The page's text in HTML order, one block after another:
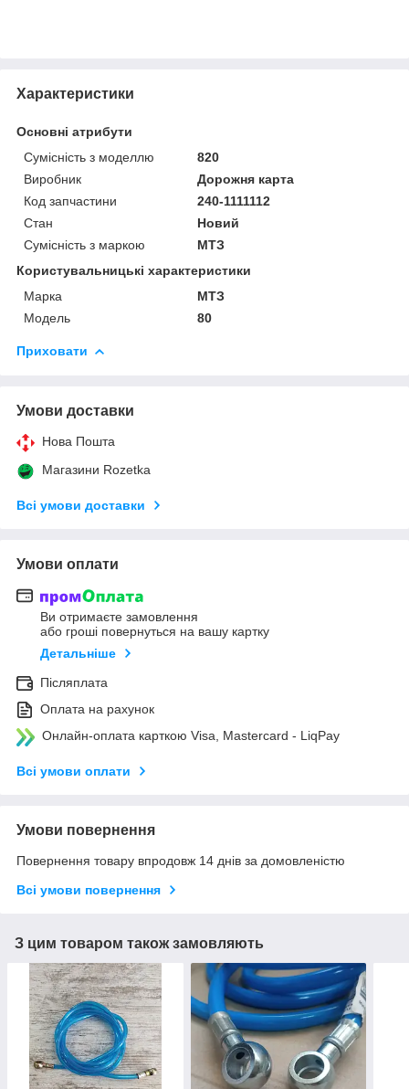
Характеристики
Основні атрибути
Сумісність з моделлю
820
Виробник
Дорожня карта
Код запчастини
240-1111112
Стан
Новий
Сумісність з маркою
МТЗ
Користувальницькі характеристики
Марка
МТЗ
Модель
80
Приховати
Умови доставки
Нова Пошта
Магазини Rozetka
Всі умови доставки
Умови оплати
Ви отримаєте замовлення
або гроші повернуться на вашу картку
Детальніше
Післяплата
Оплата на рахунок
Онлайн-оплата карткою Visa, Mastercard - LiqPay
Всі умови оплати
Умови повернення
Повернення товару впродовж 14 днів за домовленістю
Всі умови повернення
З цим товаром також замовляють